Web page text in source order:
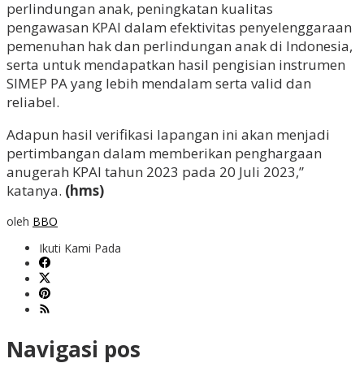
perlindungan anak, peningkatan kualitas
pengawasan KPAI dalam efektivitas penyelenggaraan
pemenuhan hak dan perlindungan anak di Indonesia,
serta untuk mendapatkan hasil pengisian instrumen
SIMEP PA yang lebih mendalam serta valid dan
reliabel.
Adapun hasil verifikasi lapangan ini akan menjadi
pertimbangan dalam memberikan penghargaan
anugerah KPAI tahun 2023 pada 20 Juli 2023,”
katanya. (hms)
oleh BBO
Ikuti Kami Pada
Navigasi pos